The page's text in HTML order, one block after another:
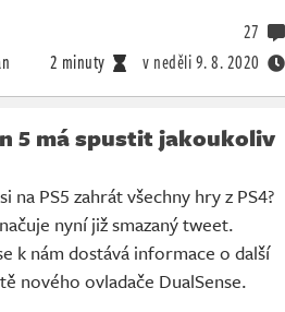
2 minuty v neděli9. 8. 2020
27
5 má spustit jakoukoliv
na PS5 zahrát všechny hry z PS4?
nyní již smazaný tweet.
k nám dostává informace o další
nového ovladače DualSense.